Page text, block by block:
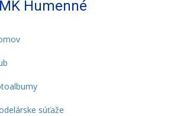
Humenné
súťaže